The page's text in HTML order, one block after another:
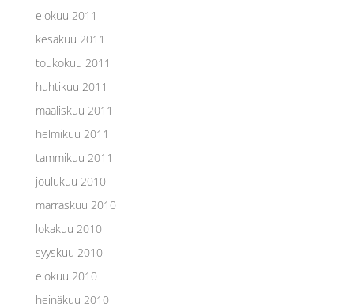
elokuu 2011
kesäkuu 2011
toukokuu 2011
huhtikuu 2011
maaliskuu 2011
helmikuu 2011
tammikuu 2011
joulukuu 2010
marraskuu 2010
lokakuu 2010
syyskuu 2010
elokuu 2010
heinäkuu 2010